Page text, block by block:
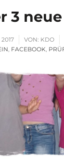
3
VON: KDO
, FACEBOOK,